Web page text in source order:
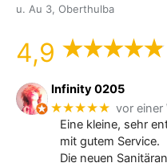
u. Au 3, Oberthulba
4,9
Infinity 0205
★★★★★ vor einer
Eine kleine, sehr
mit gutem Service.
Die neuen